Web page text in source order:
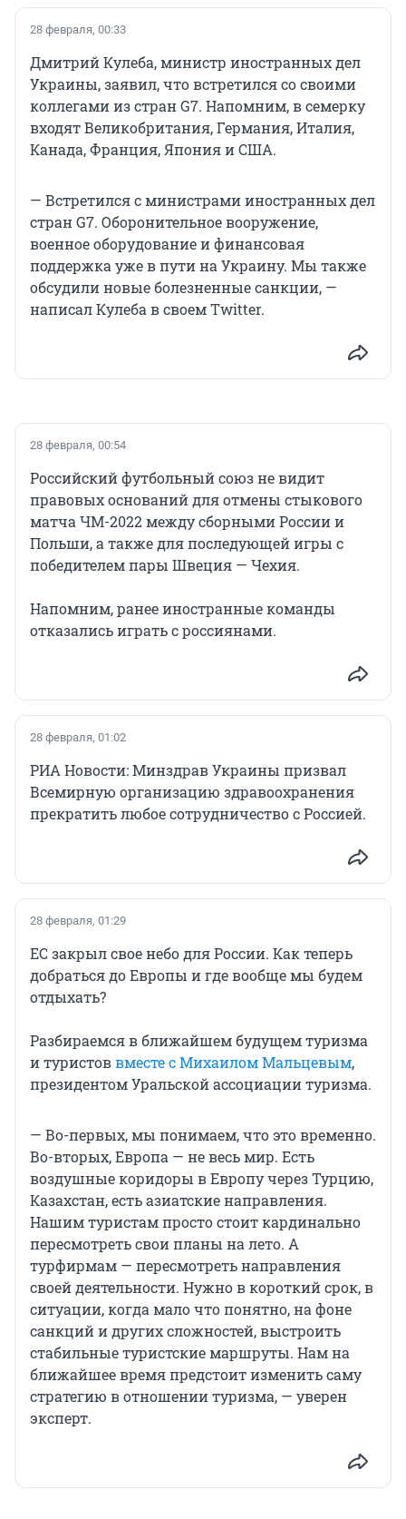
28 февраля, 00:33
Дмитрий Кулеба, министр иностранных дел
Украины, заявил, что встретился со своими
коллегами из стран G7. Напомним, в семерку
входят Великобритания, Германия, Италия,
Канада, Франция, Япония и США.
— Встретился с министрами иностранных дел
стран G7. Оборонительное вооружение,
военное оборудование и финансовая
поддержка уже в пути на Украину. Мы также
обсудили новые болезненные санкции, —
написал Кулеба в своем Twitter.
28 февраля, 00:54
Российский футбольный союз не видит
правовых оснований для отмены стыкового
матча ЧМ-2022 между сборными России и
Польши, а также для последующей игры с
победителем пары Швеция — Чехия.
Напомним, ранее иностранные команды
отказались играть с россиянами.
28 февраля, 01:02
РИА Новости: Минздрав Украины призвал
Всемирную организацию здравоохранения
прекратить любое сотрудничество с Россией.
28 февраля, 01:29
ЕС закрыл свое небо для России. Как теперь
добраться до Европы и где вообще мы будем
отдыхать?
Разбираемся в ближайшем будущем туризма
и туристоввместе с Михаилом Мальцевым,
президентом Уральской ассоциации туризма.
— Во-первых, мы понимаем, что это временно.
Во-вторых, Европа — не весь мир. Есть
воздушные коридоры в Европу через Турцию,
Казахстан, есть азиатские направления.
Нашим туристам просто стоит кардинально
пересмотреть свои планы на лето. А
турфирмам — пересмотреть направления
своей деятельности. Нужно в короткий срок, в
ситуации, когда мало что понятно, на фоне
санкций и других сложностей, выстроить
стабильные туристские маршруты. Нам на
ближайшее время предстоит изменить саму
стратегию в отношении туризма, — уверен
эксперт.